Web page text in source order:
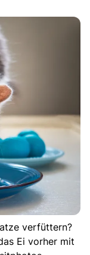
verfüttern?
Ei vorher mit